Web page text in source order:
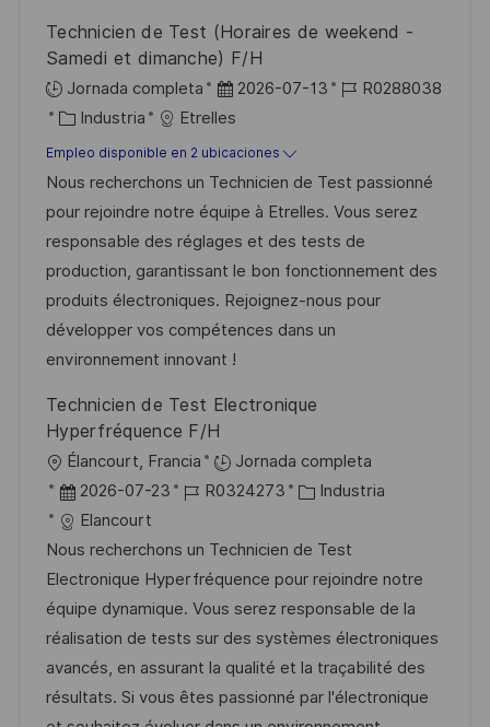
b
l
i
c
a
c
i
ó
n
o
a
Technicien de Test (Horaires de weekend -
Samedi et dimanche) F/H
Jornada completa
F
e
c
h
a
d
e
u
b
i
c
a
c
ó
n
2026-07-13
I
e
e
m
p
l
R0288038
C
a
t
e
g
o
r
í
a
Industria Etrelles
Empleo disponible en 2 ubicaciones
Nous recherchons un Technicien de Test passionné
pour rejoindre notre équipe à Etrelles. Vous serez
responsable des réglages et des tests de
production, garantissant le bon fonctionnement des
produits électroniques. Rejoignez-nous pour
développer vos compétences dans un
environnement innovant !
Technicien de Test Electronique
Hyperfréquence F/H
U
b
c
a
c
i
ó
n
Élancourt, Francia
Jornada completa
F
e
c
h
a
d
e
p
2026-07-23
I
d
e
e
m
p
l
R0324273
C
t
e
g
o
r
í
Industria
Elancourt
Nous recherchons un Technicien de Test
Electronique Hyperfréquence pour rejoindre notre
équipe dynamique. Vous serez responsable de la
réalisation de tests sur des systèmes électroniques
avancés, en assurant la qualité et la traçabilité des
résultats. Si vous êtes passionné par l'électronique